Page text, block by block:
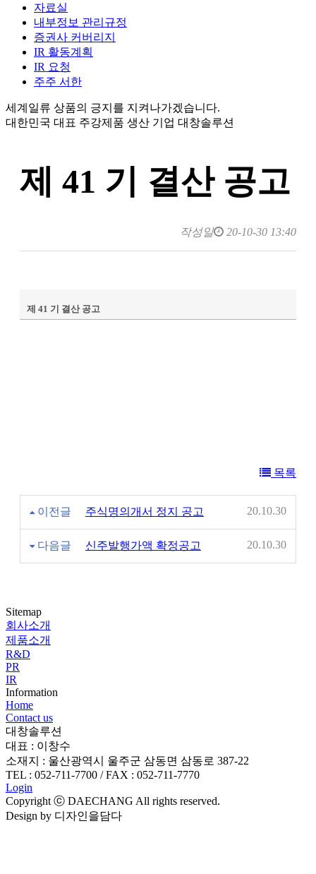
자료실
내부정보 관리규정
증권사 커버리지
IR 활동계획
IR 요청
주주 서한
세계일류 상품의 긍지를 지켜나가겠습니다.
대한민국 대표 주강제품 생산 기업 대창솔루션
제 41 기 결산 공고
작성일 20-10-30 13:40
제 41 기 결산 공고
목록
이전글 주식명의개서 정지 공고 20.10.30
다음글 신주발행가액 확정공고 20.10.30
Sitemap
회사소개
제품소개
R&D
PR
IR
Information
Home
Contact us
대창솔루션
대표 : 이창수
소재지 : 울산광역시 울주군 삼동면 삼동로 387-22
TEL : 052-711-7700 / FAX : 052-711-7770
Login
Copyright ⓒ DAECHANG All rights reserved.
Design by 디자인을담다